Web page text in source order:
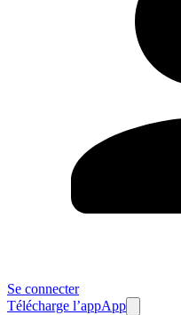
Se connecter
Télécharge l’appApp